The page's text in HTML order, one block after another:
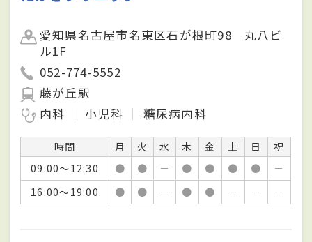
愛知県名古屋市名東区石が根町98 丸八ビ
ル1F
052-774-5552
藤が丘駅
内科
小児科 糖尿病内科
時間 月 火 水 木 金 土 日
祝
09:00～12:30
● ● － ● ● ● ●
－
16:00～19:00
● ● － ● ● － － －